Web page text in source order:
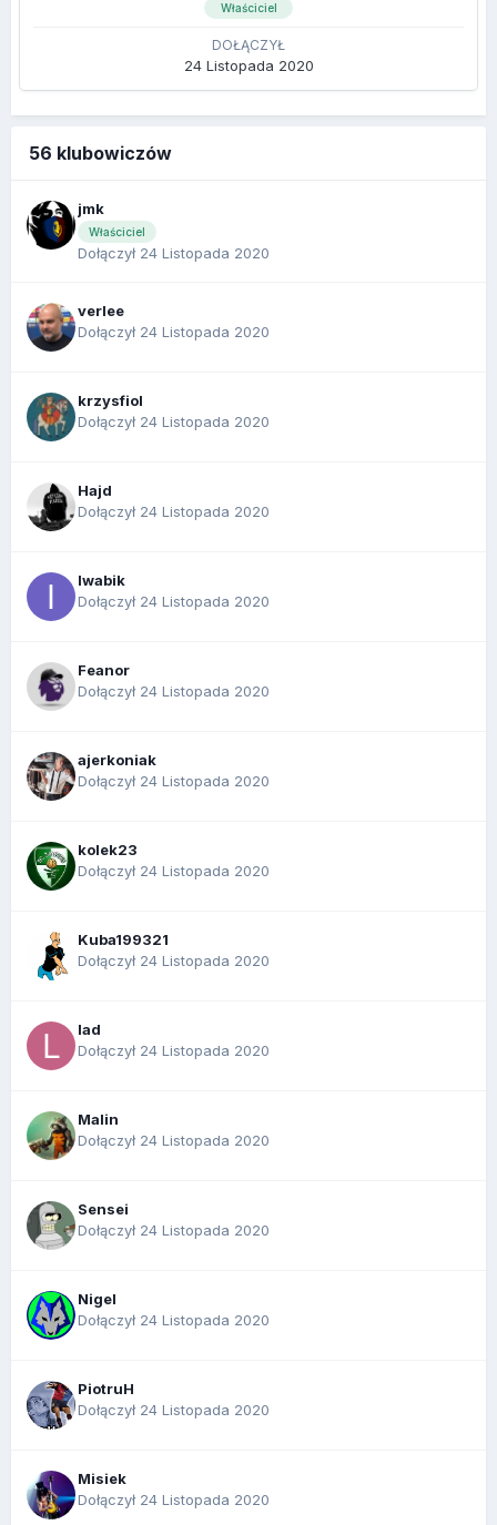
Właściciel
DOŁĄCZYŁ
24 Listopada 2020
56 klubowiczów
jmk
Właściciel
Dołączył 24 Listopada 2020
verlee
Dołączył 24 Listopada 2020
krzysfiol
Dołączył 24 Listopada 2020
Hajd
Dołączył 24 Listopada 2020
Iwabik
Dołączył 24 Listopada 2020
Feanor
Dołączył 24 Listopada 2020
ajerkoniak
Dołączył 24 Listopada 2020
kolek23
Dołączył 24 Listopada 2020
Kuba199321
Dołączył 24 Listopada 2020
lad
Dołączył 24 Listopada 2020
Malin
Dołączył 24 Listopada 2020
Sensei
Dołączył 24 Listopada 2020
Nigel
Dołączył 24 Listopada 2020
PiotruH
Dołączył 24 Listopada 2020
Misiek
Dołączył 24 Listopada 2020